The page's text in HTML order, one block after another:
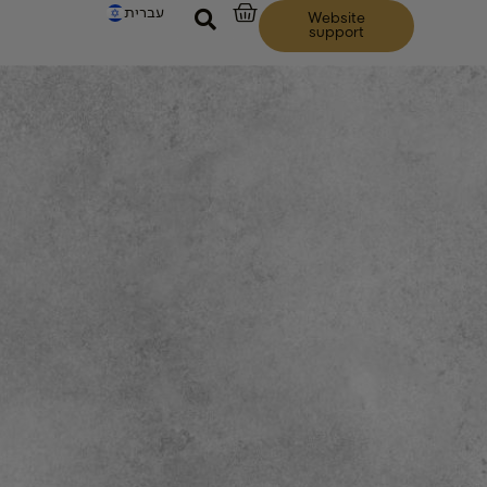
עברית
Website
support